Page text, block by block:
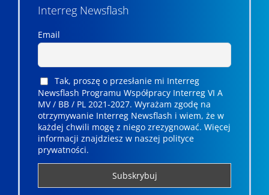
Interreg Newsflash
Email
Tak, proszę o przesłanie mi Interreg
Newsflash Programu Współpracy Interreg VI A
MV / BB / PL 2021-2027. Wyrażam zgodę na
otrzymywanie Interreg Newsflash i wiem, że w
każdej chwili mogę z niego zrezygnować. ­­Więcej
informacji znajdziesz w naszej polityce
prywatności.